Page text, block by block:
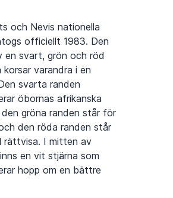
och Nevis nationella
officiellt 1983. Den
en svart, grön och röd
korsar varandra i en
svarta randen
öbornas afrikanska
den gröna randen står för
den röda randen står
rättvisa. I mitten av
en vit stjärna som
hopp om en bättre